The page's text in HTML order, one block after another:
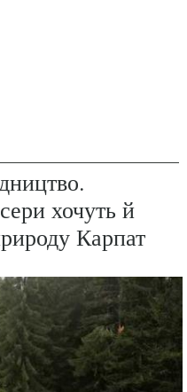
хочуть й
Карпат